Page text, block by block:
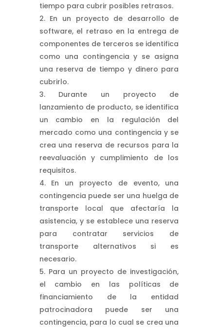
tiempo para cubrir posibles retrasos.
En un proyecto de desarrollo de
software, el retraso en la entrega de
componentes de terceros se identifica
como una contingencia y se asigna
una reserva de tiempo y dinero para
cubrirlo.
Durante un proyecto de
lanzamiento de producto, se identifica
un cambio en la regulación del
mercado como una contingencia y se
crea una reserva de recursos para la
reevaluación y cumplimiento de los
requisitos.
En un proyecto de evento, una
contingencia puede ser una huelga de
transporte local que afectaría la
asistencia, y se establece una reserva
para contratar servicios de
transporte alternativos si es
necesario.
Para un proyecto de investigación,
el cambio en las políticas de
financiamiento de la entidad
patrocinadora puede ser una
contingencia, para lo cual se crea una